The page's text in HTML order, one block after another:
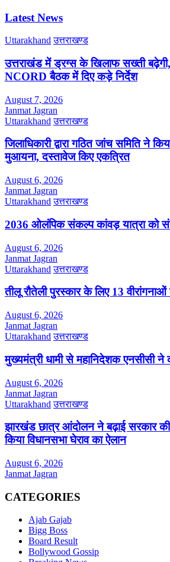
Latest News
Uttarakhand उत्तराखण्ड
उत्तराखंड में ड्रग्स के खिलाफ सख्ती
NCORD बैठक में दिए कड़े निर्देश
August 7, 2026
Janmat Jagran
Uttarakhand उत्तराखण्ड
जिलाधिकारी द्वारा गठित जांच समिति ने
मुआयना, दस्तावेज किए एकत्रित
August 6, 2026
Janmat Jagran
Uttarakhand उत्तराखण्ड
2036 ओलंपिक संकल्प कांवड़ यात्रा को
August 6, 2026
Janmat Jagran
Uttarakhand उत्तराखण्ड
तीलू रौतेली पुरस्कार के लिए 13
August 6, 2026
Janmat Jagran
Uttarakhand उत्तराखण्ड
मुख्यमंत्री धामी से महानिदेशक एनसीसी ने
August 6, 2026
Janmat Jagran
Uttarakhand उत्तराखण्ड
झारखंड छात्र आंदोलन ने बढ़ाई सरकार
किया विधानसभा घेराव का ऐलान
August 6, 2026
Janmat Jagran
CATEGORIES
Ajab Gajab
Bigg Boss
Board Result
Bollywood Gossip